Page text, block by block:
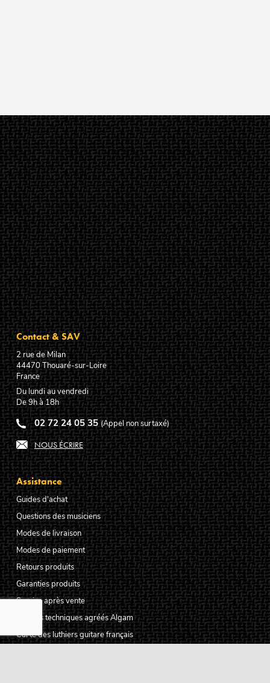
Contact & SAV
2 rue de Milan
44470Thouaré-sur-Loire
France
Du lundi au vendredi
De 9h à 18h
02 72 24 05 35 (Appel non surtaxé)
NOUS ÉCRIRE
Assistance
Guides d'achat
Questions des musiciens
Modes de livraison
Modes de paiement
Retours produits
Garanties produits
Service après vente
Centres techniques agréés Algam
Carte des luthiers guitare français